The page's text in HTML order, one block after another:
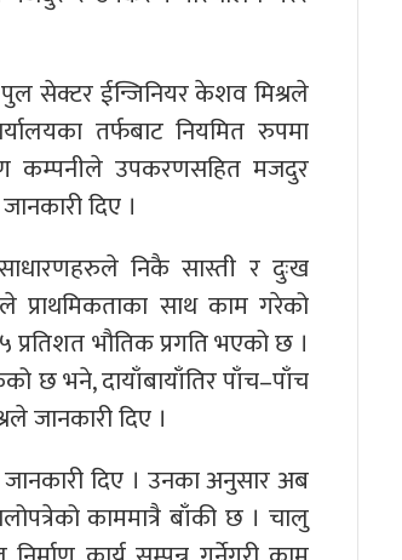
सेक्टर ईन्जिनियर केशव मिश्रले
तर्फबाट नियमित रुपमा
कम्पनीले उपकरणसहित मजदुर
दिए ।
निकै सास्ती र दुःख
प्राथमिकताका साथ काम गरेको
भौतिक प्रगति भएको छ ।
छ भने, दायाँबायाँतिर पाँच–पाँच
जानकारी दिए ।
दिए । उनका अनुसार अब
काममात्रै बाँकी छ । चालु